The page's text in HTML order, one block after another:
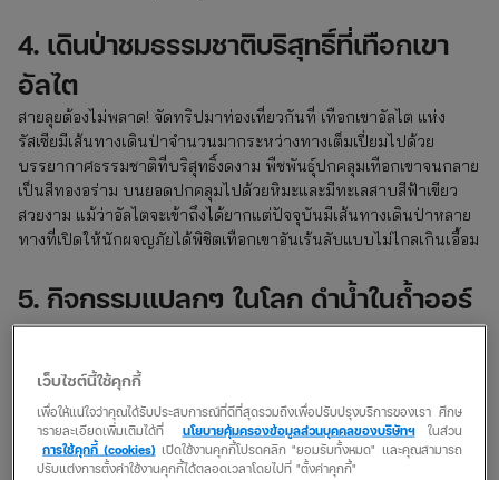
4. เดินป่าชมธรรมชาติบริสุทธิ์ที่เทือกเขา
อัลไต
สายลุยต้องไม่พลาด! จัดทริปมาท่องเที่ยวกันที่ เทือกเขาอัลไต แห่ง
รัสเซียมีเส้นทางเดินป่าจำนวนมากระหว่างทางเต็มเปี่ยมไปด้วย
บรรยากาศธรรมชาติที่บริสุทธิ์งดงาม พืชพันธุ์ปกคลุมเทือกเขาจนกลาย
เป็นสีทองอร่าม บนยอดปกคลุมไปด้วยหิมะและมีทะเลสาบสีฟ้าเขียว
สวยงาม แม้ว่าอัลไตจะเข้าถึงได้ยากแต่ปัจจุบันมีเส้นทางเดินป่าหลาย
ทางที่เปิดให้นักผจญภัยได้พิชิตเทือกเขาอันเร้นลับแบบไม่ไกลเกินเอื้อม
5. กิจกรรมแปลกๆ ในโลก ดำน้ำในถ้ำออร์
ดา
ถ้ำออร์ดาเป็นถ้ำยิปซัมที่ปากทำเข้าถ้ำแห้งสนิท จึงหลายคนสงสัยแล้ว
จะดำน้ำได้ยังไง? เข้าใจไม่ผิดหรอก สถานที่แห่งนี้เปิดให้ดำน้ำในถ้ำ
จริงๆ เพราะภายในถ้ำเป็นทางน้ำลักษณะของกาลักน้ำพร้อมเปิด
ประสบการณ์ใหม่สุดท้าทายที่มหัศจรรย์ที่สุดด้วยระยะทางเหยียดยาว
กว่า 5.1 กิโลเมตร สัมผัสบรรยากาศที่โอบล้อมไปด้วยหินยิปซัมสะท้อน
เว็บไซต์นี้ใช้คุกกี้
เพื่อให้แน่ใจว่าคุณได้รับประสบการณ์ที่ดีที่สุดรวมถึงเพื่อปรับปรุงบริการของเรา ศึกษ
ารายละเอียดเพิ่มเติมได้ที่
นโยบายคุ้มครองข้อมูลส่วนบุคคลของบริษัทฯในส่วน
การใช้คุกกี้ (cookies) เปิดใช้งานคุกกี้โปรดคลิก "ยอมรับทั้งหมด" และคุณสามารถ
ปรับแต่งการตั้งค่าใช้งานคุกกี้ได้ตลอดเวลาโดยไปที่ "ตั้งค่าคุกกี้"